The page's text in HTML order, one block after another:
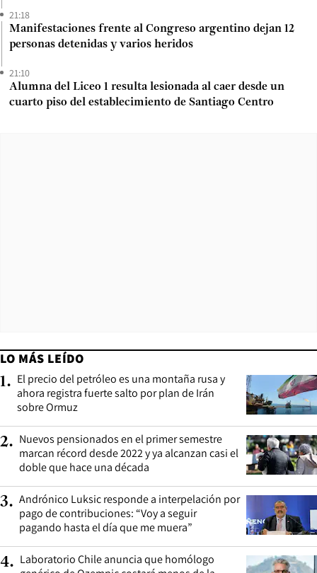
21:18
Manifestaciones frente al Congreso argentino dejan 12
personas detenidas y varios heridos
21:10
Alumna del Liceo 1 resulta lesionada al caer desde un
cuarto piso del establecimiento de Santiago Centro
LO MÁS LEÍDO
1. El precio del petróleo es una montaña rusa y
ahora registra fuerte salto por plan de Irán
sobre Ormuz
2. Nuevos pensionados en el primer semestre
marcan récord desde 2022 y ya alcanzan casi el
doble que hace una década
3. Andrónico Luksic responde a interpelación por
pago de contribuciones: “Voy a seguir
pagando hasta el día que me muera”
4. Laboratorio Chile anuncia que homólogo